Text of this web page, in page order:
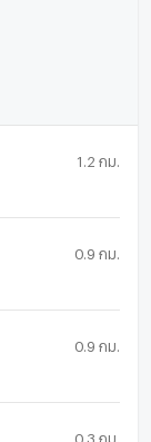
1.2 กม.
0.9 กม.
0.9 กม.
0.3 กม.